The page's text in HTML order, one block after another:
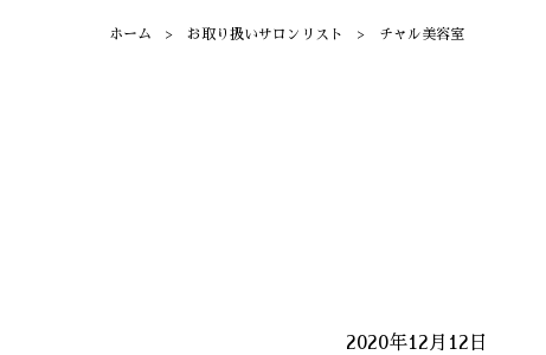
ホーム お取り扱いサロンリスト チャル美容室
2020年12月12日